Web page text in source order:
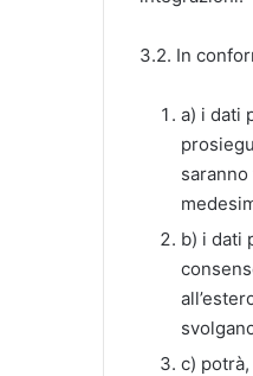
3.2. In
a) i dati
b) i dati
c)